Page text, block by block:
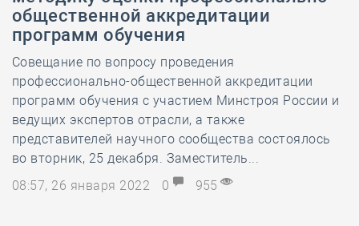
общественной аккредитации
программ обучения
Совещание по вопросу проведения
профессионально-общественной аккредитации
программ обучения с участием Минстроя России и
ведущих экспертов отрасли, а также
представителей научного сообщества состоялось
во вторник, 25 декабря. Заместитель...
08:57, 26 января 2022
0 955